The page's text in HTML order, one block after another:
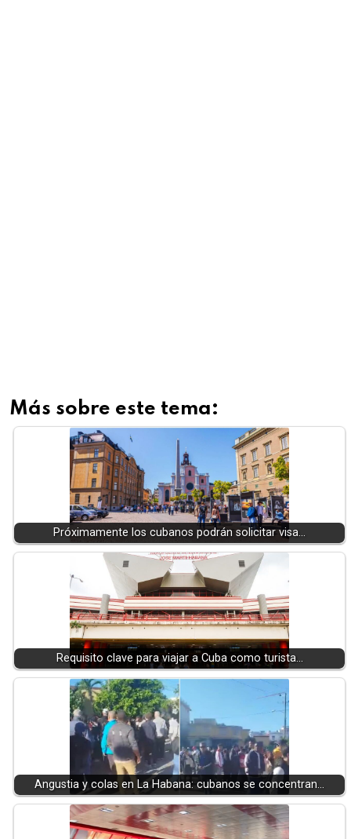
Más sobre este tema:
Próximamente los cubanos podrán solicitar visa…
Requisito clave para viajar a Cuba como turista…
Angustia y colas en La Habana: cubanos se concentran…